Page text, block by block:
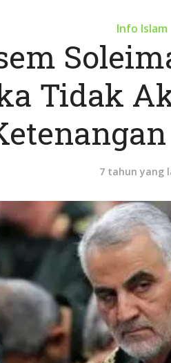
Info Islam
Tidak
7 tahun yang